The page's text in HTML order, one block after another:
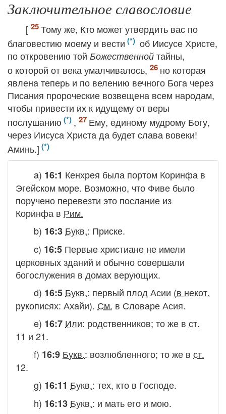
Заключительное славословие
[
Тому же, Кто может утвердить вас по
благовестию моему и вести
об Иисусе Христе,
по откровению той Божественной тайны,
о которой от века умалчивалось,
но которая
явлена теперь и по велению вечного Бога через
Писания пророческие возвещена всем народам,
чтобы привести их к идущему от веры
послушанию
,
Ему, единому мудрому Богу,
через Иисуса Христа да будет слава вовеки!
Аминь.]
a) 16:1 Кенхрея была портом Коринфа в
Эгейском море. Возможно, что Фиве было
поручено перевезти это послание из
Коринфа в Рим.
b) 16:3 Букв.: Приске.
c) 16:5 Первые христиане не имели
церковных зданий и обычно совершали
богослужения в домах верующих.
d) 16:5 Букв.: первый плод Асии (в некот.
рукописях: Ахайи). См. в СловареАсия.
e) 16:7 Или: родственников; то же в ст.
11 и 21.
f) 16:9 Букв.: возлюбленного; то же в ст.
12.
g) 16:11 Букв.: тех, кто в Господе.
h) 16:13 Букв.: и мать его и мою.